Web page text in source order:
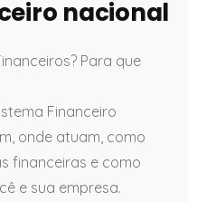
nacional
Para que
Financeiro
onde atuam, como
financeiras e como
e sua empresa.